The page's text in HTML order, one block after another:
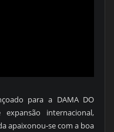
para a DAMA DO
internacional,
apaixonou-se com a boa